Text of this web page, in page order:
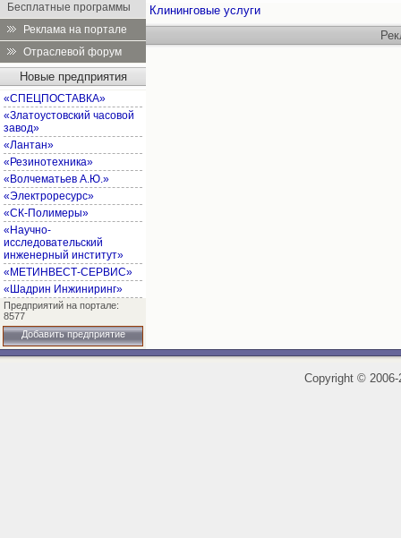
Бесплатные программы
Реклама на портале
Отраслевой форум
Новые предприятия
«СПЕЦПОСТАВКА»
«Златоустовский часовой
завод»
«Лантан»
«Резинотехника»
«Волчематьев А.Ю.»
«Электроресурс»
«СК-Полимеры»
«Научно-
исследовательский
инженерный институт»
«МЕТИНВЕСТ-СЕРВИС»
«Шадрин Инжиниринг»
Предприятий на портале:
8577
Добавить предприятие
Клининговые услуги
Copyright ©